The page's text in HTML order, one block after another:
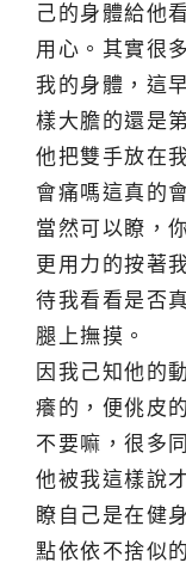
己的身體給他
用心。其實很
我的身體，這
樣大膽的還是
他把雙手放在
會痛嗎這真的
當然可以瞭，
更用力的按著
待我看看是否
腿上撫摸。
因我己知他的
癢的，便佻皮
不要嘛，很多
他被我這樣說
瞭自己是在健
點依依不捨似